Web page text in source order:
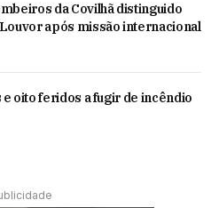
da Covilhã distinguido
após missão internacional
oito feridos a fugir de incêndio